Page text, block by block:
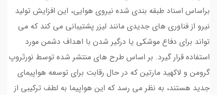
براساس اسناد طبقه بندی شده نیروی هوایی، این افزایش تولید
نیرو از فناوری های جدیدی مانند لیزر پشتیبانی می کند که می
تواند برای دفاع موشکی یا درگیر شدن با اهداف دشمن مورد
استفاده قرار گیرد. بر اساس طرح های منتشر شده توسط نورثروپ
گرومن و لاکهید مارتین که در حال رقابت برای توسعه هواپیمای
جدید هستند، به نظر می رسد که این هواپیما به لطف ترکیبی از